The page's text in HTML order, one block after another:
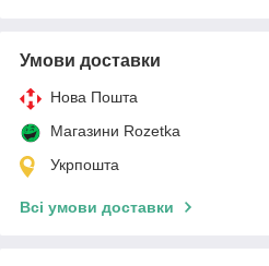
Умови доставки
Нова Пошта
Магазини Rozetka
Укрпошта
Всі умови доставки